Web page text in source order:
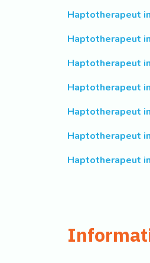
Haptotherapeut
Haptotherapeut
Haptotherapeut
Haptotherapeut
Haptotherapeut
Haptotherapeut
Haptotherapeut